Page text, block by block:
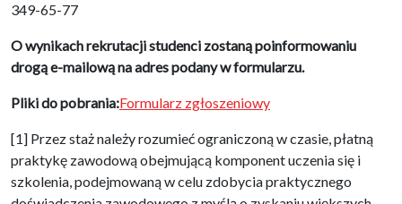
349-65-77
O wynikach rekrutacji studenci zostaną poinformowaniu
drogą e-mailową na adres podany w formularzu.
Pliki do pobrania:Formularz zgłoszeniowy
[1] Przez staż należy rozumieć ograniczoną w czasie, płatną
praktykę zawodową obejmującą komponent uczenia się i
szkolenia, podejmowaną w celu zdobycia praktycznego